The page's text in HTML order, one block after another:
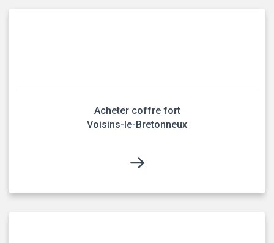
Acheter coffre fort
Voisins-le-Bretonneux